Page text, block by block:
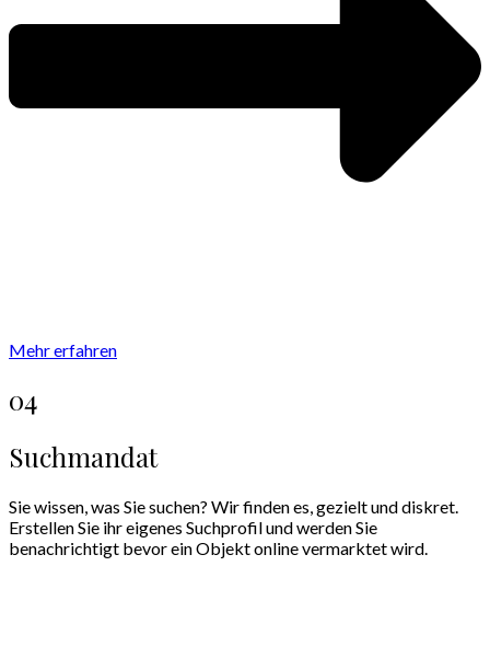
Mehr erfahren
04
Suchmandat
Sie wissen, was Sie suchen? Wir finden es, gezielt und diskret.
Erstellen Sie ihr eigenes Suchprofil und werden Sie
benachrichtigt bevor ein Objekt online vermarktet wird.